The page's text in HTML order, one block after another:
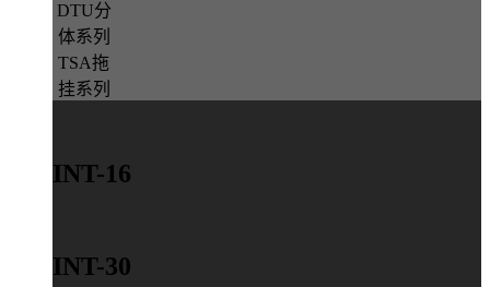
DTU分
体系列
TSA拖
挂系列
INT-16
INT-30